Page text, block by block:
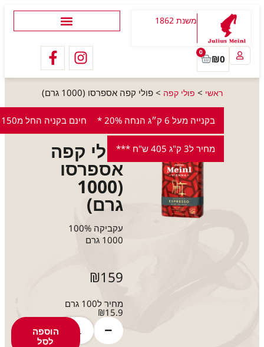
משנת 1862
₪
>פולי קפה> פולי קפה אספרסו (1000 גרם)
בקנייה מעל 6 ק״ג הנחה 20% * משלוח חינם בקניה החל מ150 ש"ח
פולי קפה
אספרסו
(1000
גרם)
עקביקה 100%
₪
מחיר ל100 גרם
הוספה
לסל